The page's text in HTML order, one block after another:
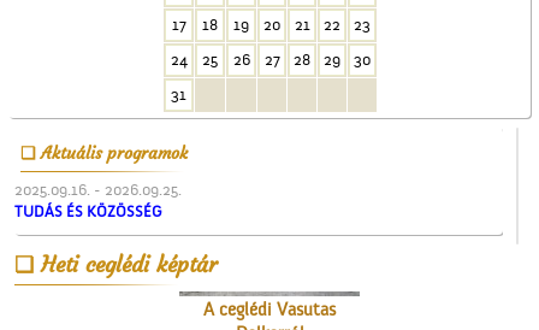
17
18 19 20 21 22
23
24
25 26 27 28 29
30
31
Aktuális programok
2025.09.16. - 2026.09.25.
TUDÁS ÉS KÖZÖSSÉG
Heti ceglédi képtár
A ceglédi vasútállomás
A ceglédi Vasutas